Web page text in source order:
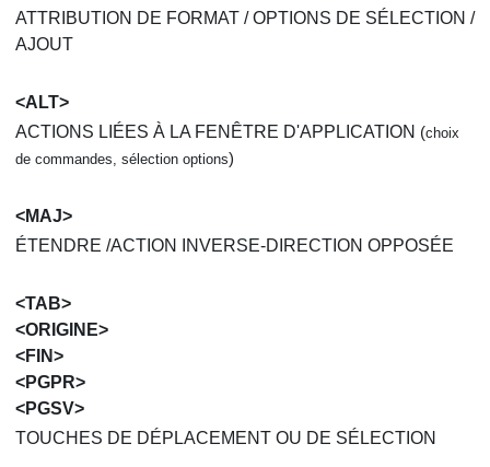
ATTRIBUTION DE FORMAT / OPTIONS DE SÉLECTION /
AJOUT
<ALT>
ACTIONS LIÉES À LA FENÊTRE D'APPLICATION (choix
de commandes, sélection options)
<MAJ>
ÉTENDRE /ACTION INVERSE-DIRECTION OPPOSÉE
<TAB>
<ORIGINE>
<FIN>
<PGPR>
<PGSV>
TOUCHES DE DÉPLACEMENT OU DE SÉLECTION